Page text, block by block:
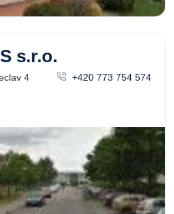
s.r.o.
4
+420 773 754 574